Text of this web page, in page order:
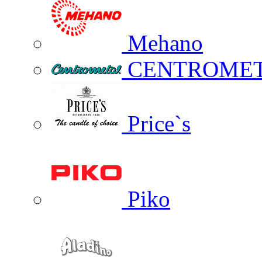
Mehano
Price`s
Piko